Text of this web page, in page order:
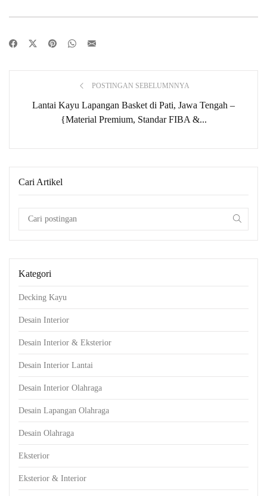
POSTINGAN SEBELUMNNYA
Lantai Kayu Lapangan Basket di Pati, Jawa Tengah –
{Material Premium, Standar FIBA &...
Cari Artikel
Kategori
Decking Kayu
Desain Interior
Desain Interior & Eksterior
Desain Interior Lantai
Desain Interior Olahraga
Desain Lapangan Olahraga
Desain Olahraga
Eksterior
Eksterior & Interior